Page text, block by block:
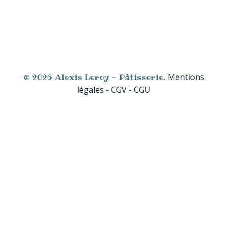
© 2026 Alexis Leroy - Pâtisserie. Mentions
légales - CGV - CGU